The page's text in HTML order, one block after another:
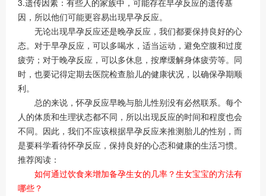
因，所以他们可能更容易出现早孕反应。
无论出现早孕反应还是晚孕反应，我们都要保持良好的心
态。对于早孕反应，可以多喝水，适当运动，避免空腹和过度
疲劳；对于晚孕反应，可以多休息，按摩缓解身体疲劳等。同
时，也要记得定期去医院检查胎儿的健康状况，以确保孕期顺
利。
总的来说，怀孕反应早晚与胎儿性别没有必然联系。每个
人的体质和生理状态都不同，所以出现反应的时间和程度也会
不同。因此，我们不应该根据早孕反应来推测胎儿的性别，而
是要科学看待怀孕反应，保持良好的心态和健康的生活习惯。
推荐阅读：
如何通过饮食来增加备孕生女的几率？生女宝宝的方法有
哪些？